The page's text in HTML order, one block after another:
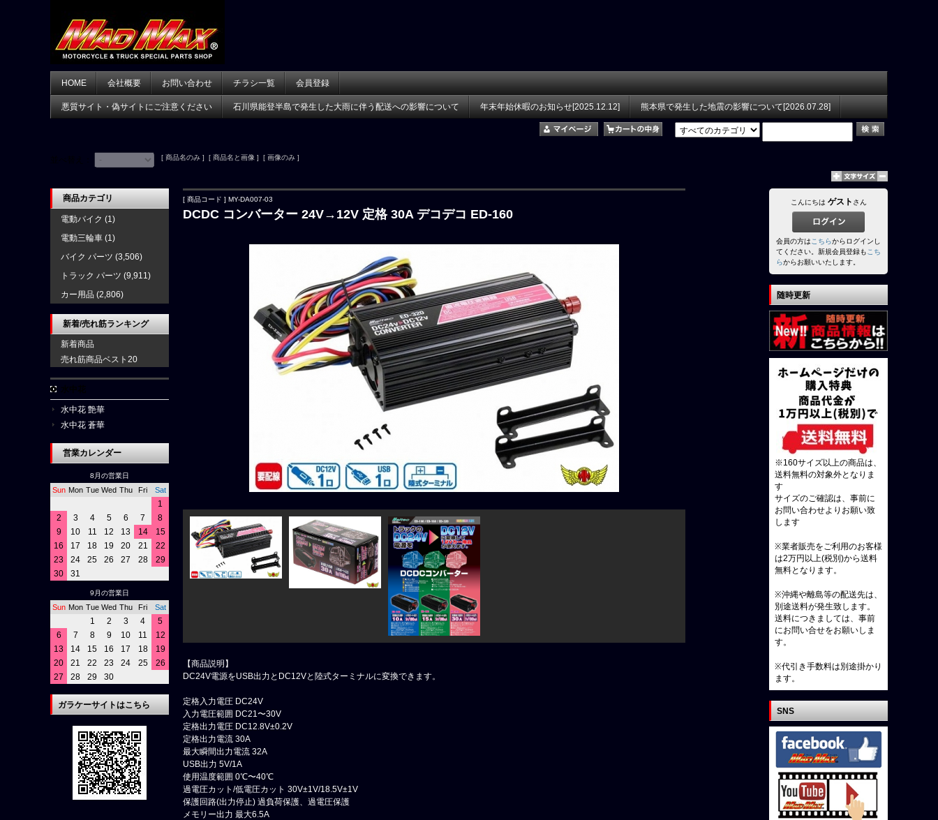
HOME 会社概要 お問い合わせ チラシ一覧 会員登録
悪質サイト・偽サイトにご注意ください 石川県能登半島で発生した大雨に伴う配送への影響について 年末年始休暇のお知らせ[2025.12.12] 熊本県で発生した地震の影響について[2026.07.28]
[ 商品名のみ ] [ 商品名と画像 ] [ 画像のみ ]
[ 商品コード ] MY-DA007-03
DCDC コンバーター 24V→12V 定格 30A デコデコ ED-160
【商品説明】
DC24V電源をUSB出力とDC12Vと陸式ターミナルに変換できます。
定格入力電圧 DC24V
入力電圧範囲 DC21〜30V
定格出力電圧 DC12.8V±0.2V
定格出力電流 30A
最大瞬間出力電流 32A
USB出力 5V/1A
使用温度範囲 0℃〜40℃
過電圧カット/低電圧カット 30V±1V/18.5V±1V
保護回路(出力停止) 過負荷保護、過電圧保護
メモリー出力 最大6.5A
商品カテゴリ
電動バイク (1)
電動三輪車 (1)
バイク パーツ (3,506)
トラック パーツ (9,911)
カー用品 (2,806)
新着/売れ筋ランキング
新着商品
売れ筋商品ベスト20
水中花 艶華
水中花 蒼華
営業カレンダー
8月の営業日
Sun Mon Tue Wed Thu Fri Sat
1
2
3 4 5 6 7
8
9
10 11 12 13 14
15
16
17 18 19 20 21
22
23
24 25 26 27 28
29
30
31
9月の営業日
Sun Mon Tue Wed Thu Fri Sat
1 2 3 4
5
6
7 8 9 10 11
12
13
14 15 16 17 18
19
20
21 22 23 24 25
26
27
28 29 30
ガラケーサイトはこちら
こんにちは ゲスト さん
会員の方はこちらからログインし
てください。新規会員登録もこち
らからお願いいたします。
随時更新
※160サイズ以上の商品は、
送料無料の対象外となりま
す
サイズのご確認は、事前に
お問い合わせよりお願い致
します
※業者販売をご利用のお客様
は2万円以上(税別)から送料
無料となります。
※沖縄や離島等の配送先は、
別途送料が発生致します。
送料につきましては、事前
にお問い合せをお願いしま
す。
※代引き手数料は別途掛かり
ます。
SNS